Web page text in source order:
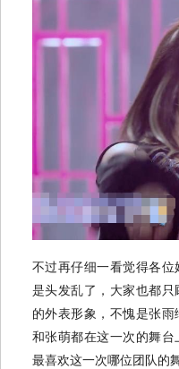
不过再仔细一看觉得各
是头发乱了，大家也都
的外表形象，不愧是张
和张萌都在这一次的舞
最喜欢这一次哪位团队的